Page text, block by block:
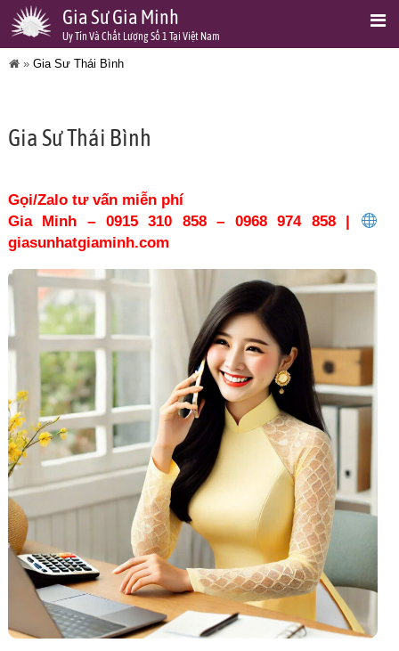
Gia Sư Gia Minh
Uy Tín Và Chất Lượng Số 1 Tại Việt Nam
» Gia Sư Thái Bình
Gia Sư Thái Bình
Gọi/Zalo tư vấn miễn phí
Gia Minh – 0915 310 858 – 0968 974 858 |
giasunhatgiaminh.com